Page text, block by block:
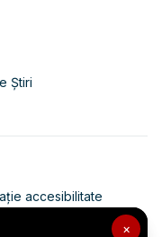
×
Știri
accesibilitate
de confidențialitate